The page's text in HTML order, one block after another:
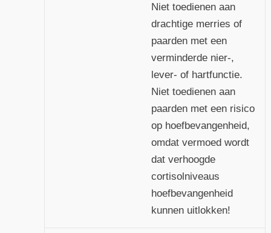
Niet toedienen aan
drachtige merries of
paarden met een
verminderde nier-,
lever- of hartfunctie.
Niet toedienen aan
paarden met een risico
op hoefbevangenheid,
omdat vermoed wordt
dat verhoogde
cortisolniveaus
hoefbevangenheid
kunnen uitlokken!